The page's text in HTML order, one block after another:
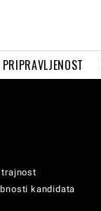
trajnost
kandidata